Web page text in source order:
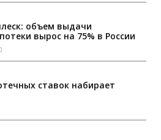
объем выдачи
вырос на 75% в России
ставок набирает